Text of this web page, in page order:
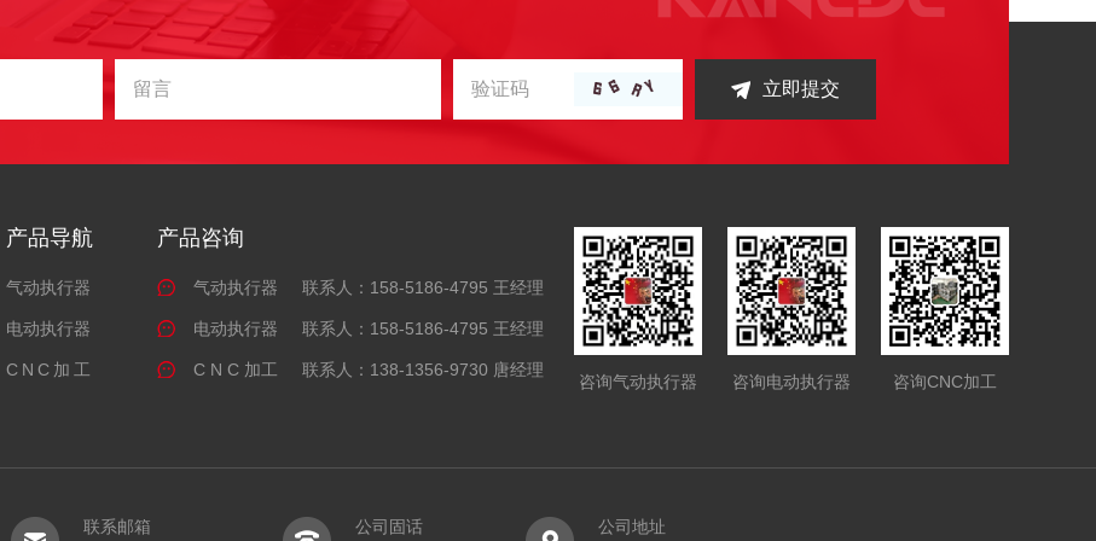
立即提交
产品导航
气动执行器
电动执行器
CNC加工
产品咨询
气动执行器 联系人：158-5186-4795 王经理
电动执行器 联系人：158-5186-4795 王经理
C N C 加工 联系人：138-1356-9730 唐经理
咨询气动执行器 咨询电动执行器 咨询CNC加工
联系邮箱 公司固话 公司地址